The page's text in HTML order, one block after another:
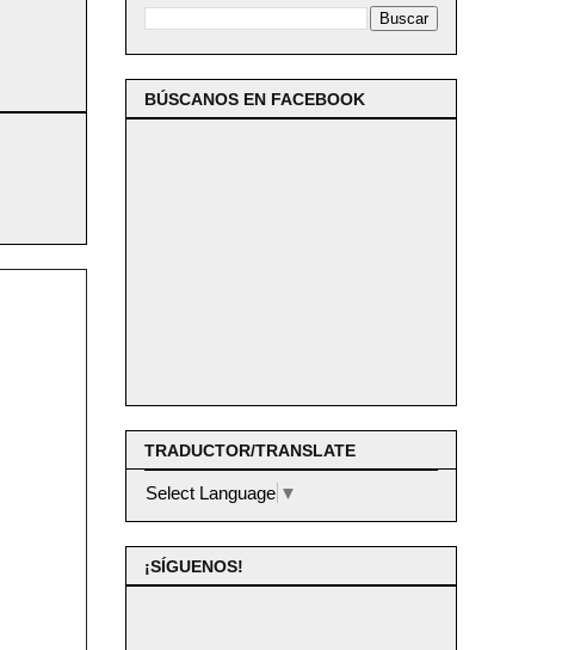
BÚSCANOS EN FACEBOOK
TRADUCTOR/TRANSLATE
Select Language ▼
¡SÍGUENOS!